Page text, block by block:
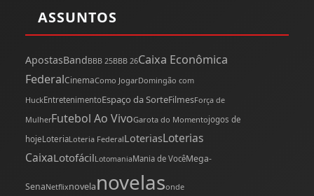
ASSUNTOS
ApostasBandBBB 25BBB 26Caixa Econômica
FederalCinemaComo JogarDomingão com
HuckEntretenimentoEspaço da SorteFilmesForça de
MulherFutebol Ao VivoGarota do Momentojogos de
hojeLoteriaLoteria FederalLoteriasLoterias
CaixaLotofácilLotomaniaMania de VocêMega-
SenaNetflixnovelanovelasonde